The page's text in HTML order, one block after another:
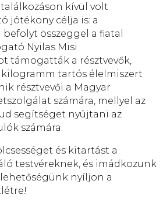
kívül volt
jótékony célja is: a
összeggel a fiatal
Nyilas Misi
támogatták a résztvevők,
tartós élelmiszert
résztvevői a Magyar
számára, mellyel az
segítséget nyújtani az
számára.
és kitartást a
testvéreknek, és imádkozunk
nyíljon a